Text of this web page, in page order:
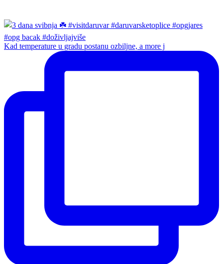
Kad temperature u gradu postanu ozbiljne, a more j